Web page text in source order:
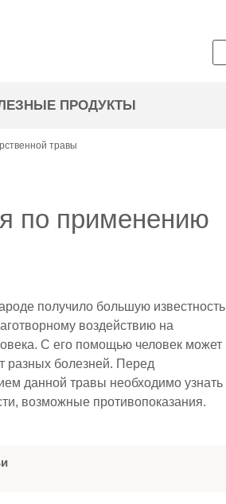
ПРОДУКТЫ
травы
по применению
получило большую известность
воздействию на
С его помощью человек может
разных болезней. Перед
данной травы необходимо узнать
возможные противопоказания.